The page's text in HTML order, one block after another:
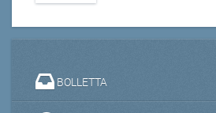
BOLLETTA